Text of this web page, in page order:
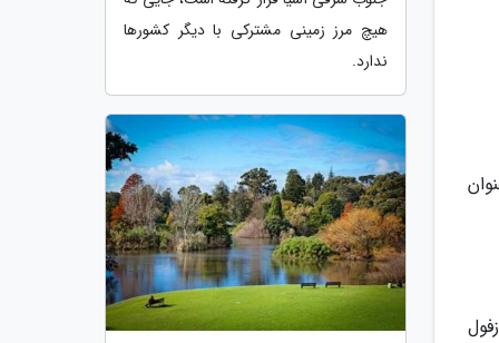
هیچ مرز زمینی مشترکی با دیگر کشورها
ندارد.